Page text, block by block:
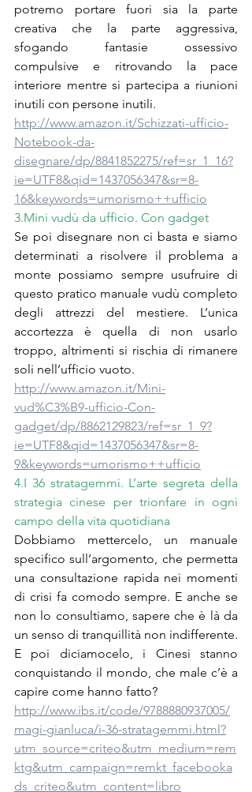
potremo portare fuori sia la parte
creativa che la parte aggressiva,
sfogando fantasie ossessivo
compulsive e ritrovando la pace
interiore mentre si partecipa a riunioni
inutili con persone inutili.
http://www.amazon.it/Schizzati-ufficio-
Notebook-da-
disegnare/dp/8841852275/ref=sr_1_16?
ie=UTF8&qid=1437056347&sr=8-
16&keywords=umorismo++ufficio
3.Mini vudù da ufficio. Con gadget
Se poi disegnare non ci basta e siamo
determinati a risolvere il problema a
monte possiamo sempre usufruire di
questo pratico manuale vudù completo
degli attrezzi del mestiere. L’unica
accortezza è quella di non usarlo
troppo, altrimenti si rischia di rimanere
soli nell’ufficio vuoto.
http://www.amazon.it/Mini-
vud%C3%B9-ufficio-Con-
gadget/dp/8862129823/ref=sr_1_9?
ie=UTF8&qid=1437056347&sr=8-
9&keywords=umorismo++ufficio
4.I 36 stratagemmi. L’arte segreta della
strategia cinese per trionfare in ogni
campo della vita quotidiana
Dobbiamo mettercelo, un manuale
specifico sull’argomento, che permetta
una consultazione rapida nei momenti
di crisi fa comodo sempre. E anche se
non lo consultiamo, sapere che è là da
un senso di tranquillità non indifferente.
E poi diciamocelo, i Cinesi stanno
conquistando il mondo, che male c’è a
capire come hanno fatto?
http://www.ibs.it/code/9788880937005/
magi-gianluca/i-36-stratagemmi.html?
utm_source=criteo&utm_medium=rem
ktg&utm_campaign=remkt_facebooka
ds_criteo&utm_content=libro